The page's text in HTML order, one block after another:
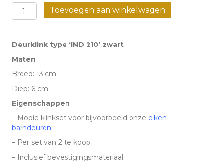
Deurklink
IND
Toevoegen aan winkelwagen
Deurklink type ‘IND 210’ zwart
Maten
Breed: 13 cm
Diep: 6 cm
Eigenschappen
– Mooie klinkset voor bijvoorbeeld onze eiken
barndeuren
– Per set van 2 te koop
– Inclusief bevestigingsmateriaal